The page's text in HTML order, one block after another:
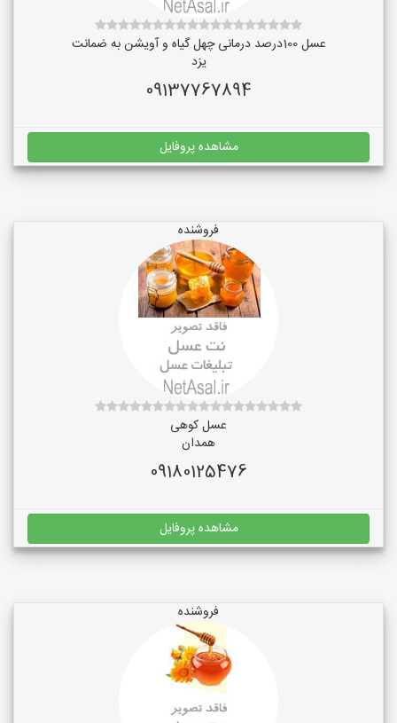
عسل 100درصد درمانی چهل گیاه و آویشن به ضمانت
یزد
09137767894
مشاهده پروفایل
فروشنده
عسل کوهی
همدان
09180125476
مشاهده پروفایل
فروشنده